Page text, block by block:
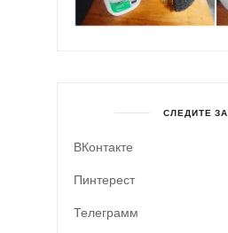
СЛЕДИТЕ ЗА
ВКонтакте
Пинтерест
Телеграмм